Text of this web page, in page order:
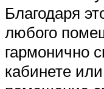
Благодаря
любого
гармонично
кабинете